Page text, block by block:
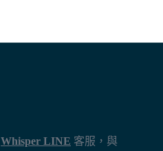
Whisper LINE 客服，與